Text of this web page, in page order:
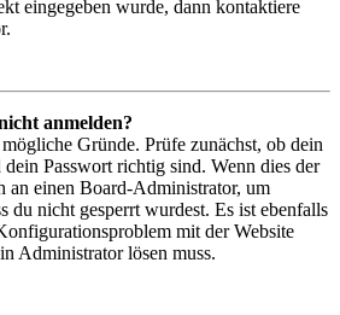
eingegeben wurde, dann kontaktiere
anmelden?
Gründe. Prüfe zunächst, ob dein
dein Passwort richtig sind. Wenn dies der
an einen Board-Administrator, um
du nicht gesperrt wurdest. Es ist ebenfalls
mit der Website
Administrator lösen muss.